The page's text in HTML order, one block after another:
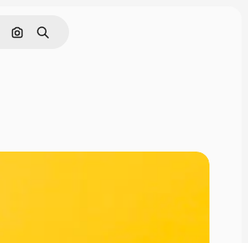
Pesquisar por imagem
Buscar